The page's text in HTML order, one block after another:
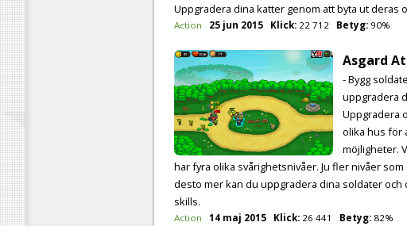
Uppgradera dina katter genom att byta ut deras
Action 25 jun 2015 Klick: 22 712 Betyg: 90%
Asgard
- Bygg
uppgradera
Uppgradera
olika hus för
möjligheter.
har fyra olika svårighetsnivåer. Ju fler nivåer
desto mer kan du uppgradera dina soldater och
skills.
Action 14 maj 2015 Klick: 26 441 Betyg: 82%